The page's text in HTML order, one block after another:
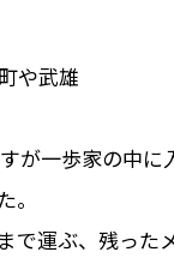
や武雄
が一歩家の中
運ぶ、残った